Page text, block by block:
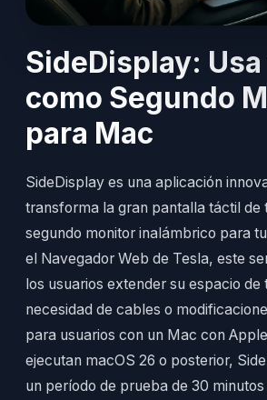
SideDisplay:
como Segundo
para Mac
SideDisplay es una aplicación
transforma la gran pantalla táctil de
segundo monitor inalámbrico para
el Navegador Web de Tesla, este
los usuarios extender su espacio de
necesidad de cables o
para usuarios con un Mac con
ejecutan macOS 26 o posterior,
un período de prueba de 30 minutos